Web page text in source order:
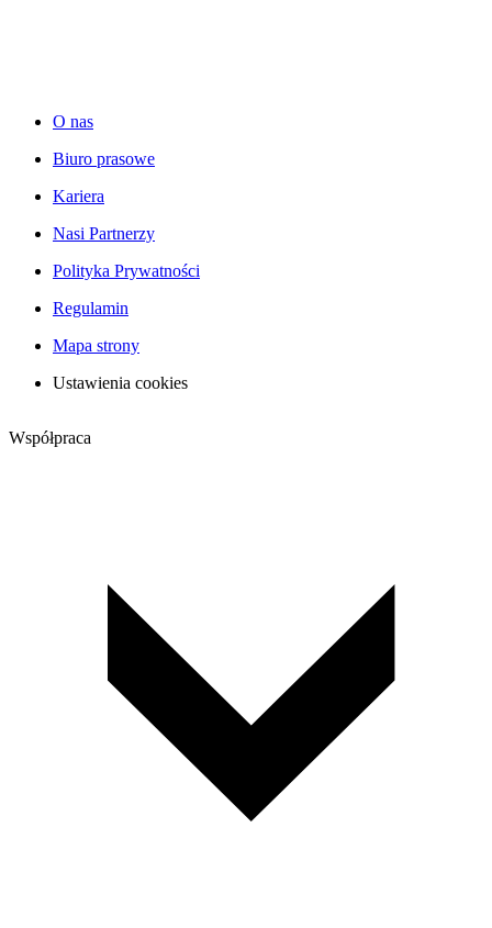
O nas
Biuro prasowe
Kariera
Nasi Partnerzy
Polityka Prywatności
Regulamin
Mapa strony
Ustawienia cookies
Współpraca